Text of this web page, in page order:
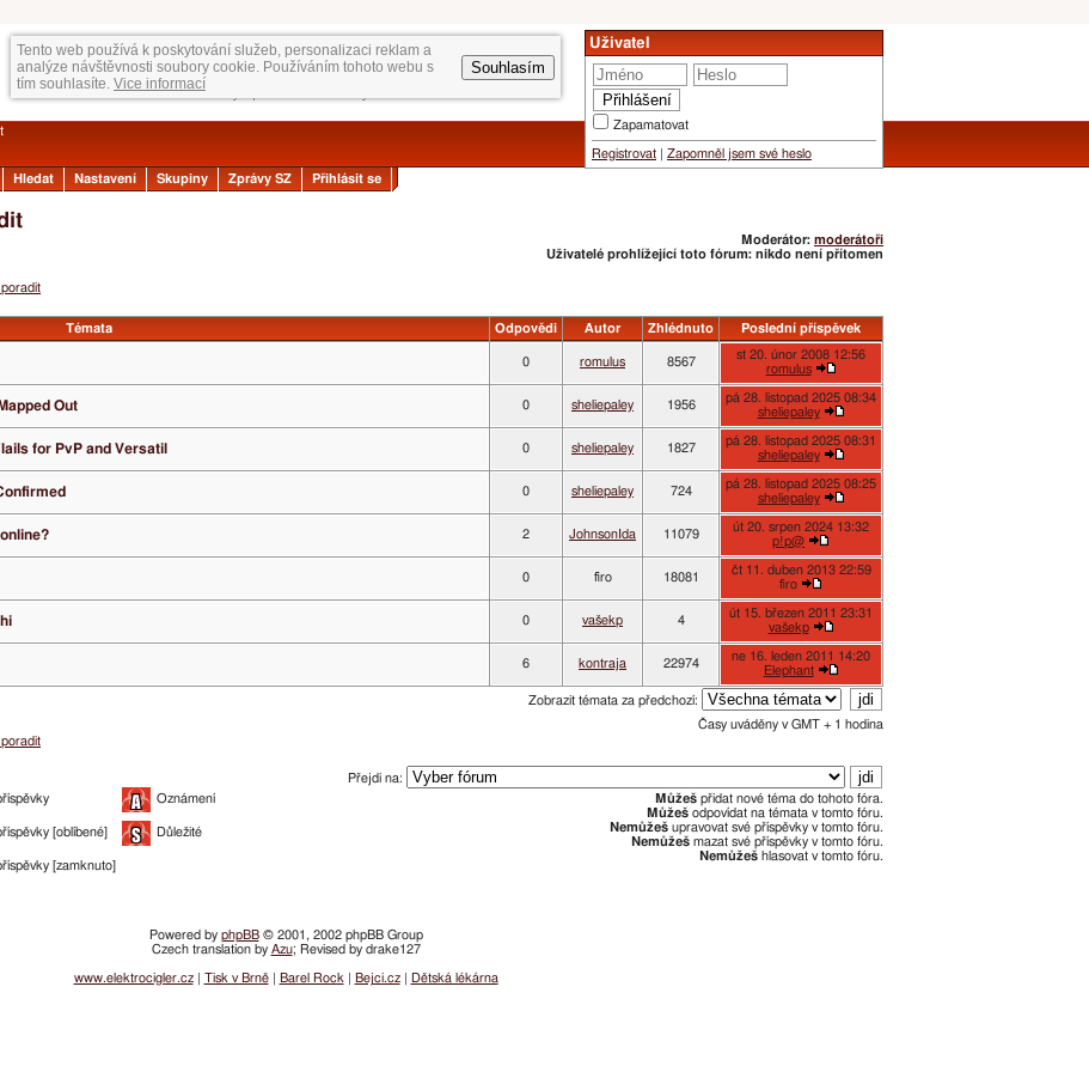
Tento web používá k poskytování služeb, personalizaci reklam a
analýze návštěvnosti soubory cookie. Používáním tohoto webu s
tím souhlasíte. Vice informací
Souhlasím
Uživatel
Zapamatovat
Registrovat Zapomněl jsem své heslo
Hledat Nastavení Skupiny Zprávy SZ Přihlásit se
Moderátor: moderátoři
Uživatelé prohlížející toto fórum: nikdo není přítomen
Témata Odpovědi Autor Zhlédnuto Poslední příspěvek
0 romulus 8567
st 20. únor 2008 12:56
romulus
Out 0 sheliepaley 1956
pá 28. listopad 2025 08:34
sheliepaley
for PvP and Versatil 0 sheliepaley 1827
pá 28. listopad 2025 08:31
sheliepaley
0 sheliepaley 724
pá 28. listopad 2025 08:25
sheliepaley
2 JohnsonIda 11079
út 20. srpen 2024 13:32
p!p@
0 firo 18081
čt 11. duben 2013 22:59
firo
0 vašekp 4
út 15. březen 2011 23:31
vašekp
6 kontraja 22974
ne 16. leden 2011 14:20
Elephant
Zobrazit témata za předchozí:
Časy uváděny v GMT + 1 hodina
Přejdi na:
Můžeš přidat nové téma do tohoto fóra.
Můžeš odpovídat na témata v tomto fóru.
Nemůžeš upravovat své příspěvky v tomto fóru.
Nemůžeš mazat své příspěvky v tomto fóru.
Nemůžeš hlasovat v tomto fóru.
Oznámení
[oblíbené] Důležité
[zamknuto]
Powered by phpBB© 2001, 2002 phpBB Group
Czech translation by Azu; Revised by drake127
www.elektrocigler.cz| Tisk v Brně| Barel Rock Bejci.cz| Dětská lékárna